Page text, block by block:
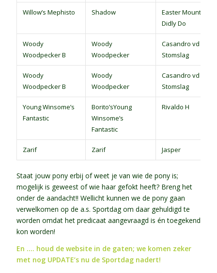
Willow’s Mephisto Shadow
Easter Mountain
Didly Do
Woody
Woodpecker B
Woody
Woodpecker
Casandro vd
Stomslag
Woody
Woodpecker B
Woody
Woodpecker
Casandro vd
Stomslag
Young Winsome’s
Fantastic
Borito’sYoung
Winsome’s
Fantastic
Rivaldo H
Zarif Zarif Jasper
Staat jouw pony erbij of weet je van wie de pony is;
mogelijk is geweest of wie haar gefokt heeft? Breng het
onder de aandacht!! Wellicht kunnen we de pony gaan
verwelkomen op de a.s. Sportdag om daar gehuldigd te
worden omdat het predicaat aangevraagd is én toegekend
kon worden!
En …. houd de website in de gaten; we komen zeker
met nog UPDATE’snu de Sportdag nadert!